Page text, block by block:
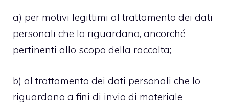
a) per motivi legittimi al trattamento dei dati
personali che lo riguardano, ancorché
pertinenti allo scopo della raccolta;
b) al trattamento dei dati personali che lo
riguardano a fini di invio di materiale